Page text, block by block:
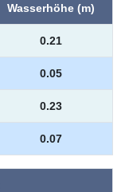
Wasserhöhe (m)
0.21
0.05
0.23
0.07